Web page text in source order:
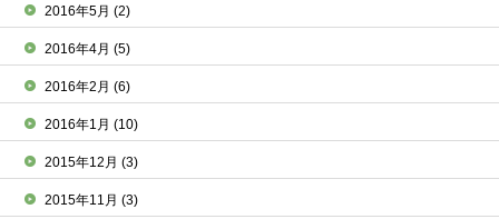
2016年5月(2)
2016年4月(5)
2016年2月(6)
2016年1月(10)
2015年12月(3)
2015年11月(3)